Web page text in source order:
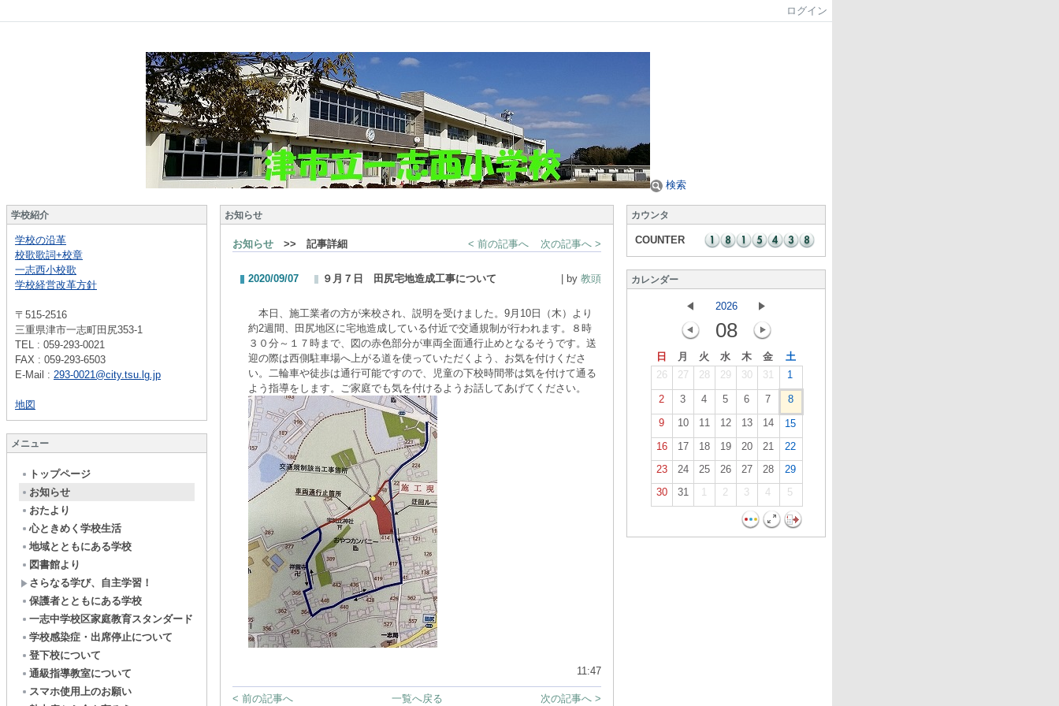
ログイン
検索
学校紹介
学校の沿革
校歌歌詞+校章
一志西小校歌
学校経営改革方針
〒515-2516
三重県津市一志町田尻353-1
TEL : 059-293-0021
FAX : 059-293-6503
E-Mail : 293-0021@city.tsu.lg.jp
地図
メニュー
トップページ
お知らせ
おたより
心ときめく学校生活
地域とともにある学校
図書館より
さらなる学び、自主学習！
保護者とともにある学校
一志中学校区家庭教育スタンダード
学校感染症・出席停止について
登下校について
通級指導教室について
スマホ使用上のお願い
お知らせ
お知らせ >> 記事詳細 < 前の記事へ 次の記事へ >
2020/09/07 ９月７日 田尻宅地造成工事について | by 教頭
本日、施工業者の方が来校され、説明を受けました。9月10日（木）より
約2週間、田尻地区に宅地造成している付近で交通規制が行われます。８時
３０分～１７時まで、図の赤色部分が車両全面通行止めとなるそうです。送
迎の際は西側駐車場へ上がる道を使っていただくよう、お気を付けくださ
い。二輪車や徒歩は通行可能ですので、児童の下校時間帯は気を付けて通る
よう指導をします。ご家庭でも気を付けるようお話してあげてください。
11:47
< 前の記事へ 次の記事へ >
一覧へ戻る
カウンタ
COUNTER
カレンダー
2026
08
日 月 火 水 木 金
土
26
27 28 29 30 31 1
2 3 4 5 6 7
8
9
10 11 12 13 14
15
16
17 18 19 20 21
22
23
24 25 26 27 28
29
30
31 1 2 3 4 5